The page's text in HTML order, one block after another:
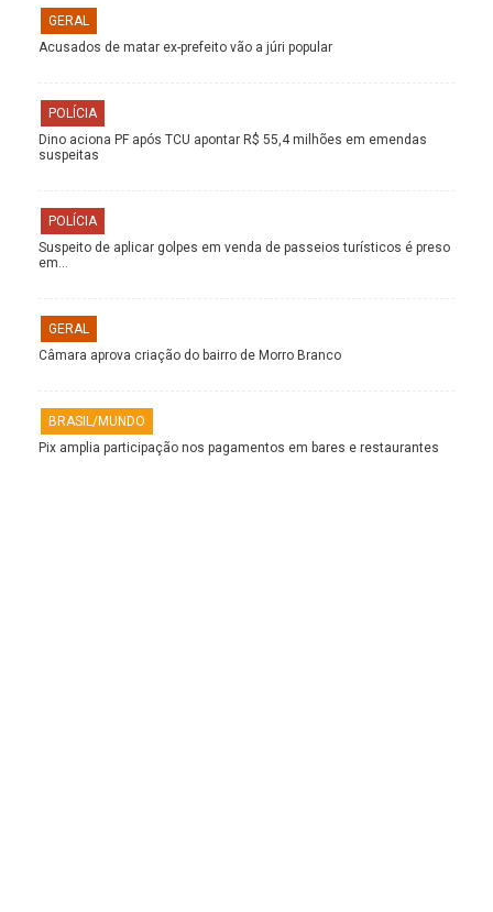
GERAL
Acusados de matar ex-prefeito vão a júri popular
POLÍCIA
Dino aciona PF após TCU apontar R$ 55,4 milhões em emendas
suspeitas
POLÍCIA
Suspeito de aplicar golpes em venda de passeios turísticos é preso
em…
GERAL
Câmara aprova criação do bairro de Morro Branco
BRASIL/MUNDO
Pix amplia participação nos pagamentos em bares e restaurantes